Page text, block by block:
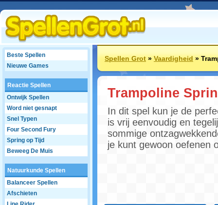
Beste Spellen
Nieuwe Games
Reactie Spellen
Ontwijk Spellen
Word niet gesnapt
Snel Typen
Four Second Fury
Spring op Tijd
Beweeg De Muis
Natuurkunde Spellen
Balanceer Spellen
Afschieten
Spellen Grot»Vaardigheid»
Trampoline
In dit spel kun je de
is vrij eenvoudig en
sommige
je kunt gewoon oefenen